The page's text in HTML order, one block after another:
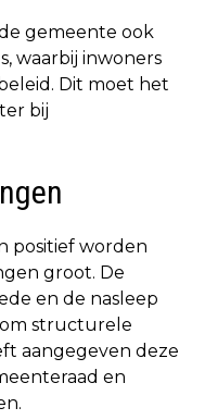
gemeente ook
waarbij inwoners
Dit moet het
bij
positief worden
groot. De
en de nasleep
om structurele
aangegeven deze
en